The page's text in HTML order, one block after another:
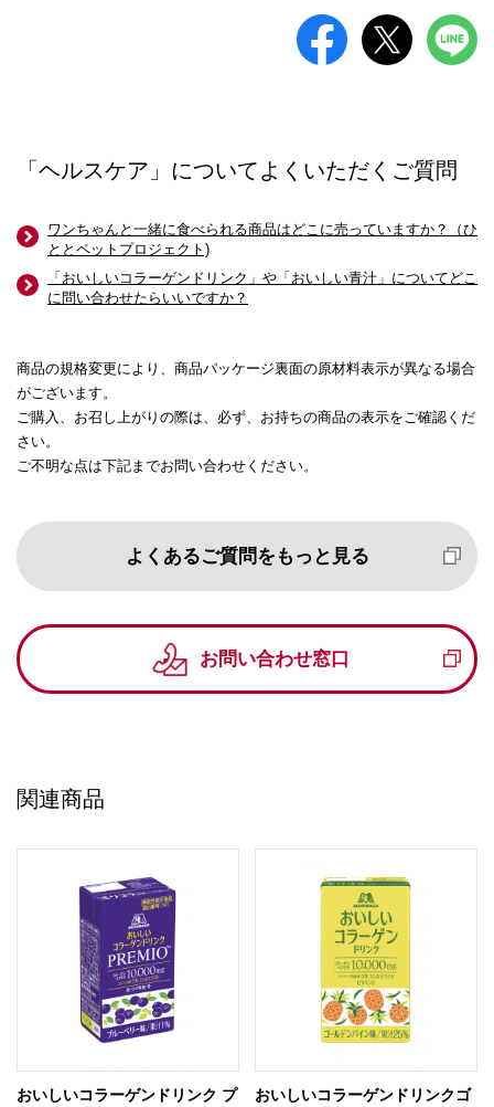
「ヘルスケア」についてよくいただくご質問
ワンちゃんと一緒に食べられる商品はどこに売っていますか？（ひ
ととペットプロジェクト)
「おいしいコラーゲンドリンク」や「おいしい青汁」についてどこ
に問い合わせたらいいですか？
商品の規格変更により、商品パッケージ裏面の原材料表示が異なる場合
がございます。
ご購入、お召し上がりの際は、必ず、お持ちの商品の表示をご確認くだ
さい。
ご不明な点は下記までお問い合わせください。
よくあるご質問をもっと見る
お問い合わせ窓口
関連商品
おいしいコラーゲンドリンク プ
おいしいコラーゲンドリンクゴ